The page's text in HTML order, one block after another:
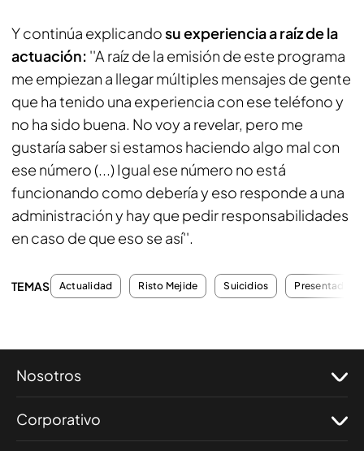
Y continúa explicandosu experiencia a raíz de la
actuación: ''A raíz de la emisión de este programa
me empiezan a llegar múltiples mensajes de gente
que ha tenido una experiencia con ese teléfono y
no ha sido buena. No voy a revelar, pero me
gustaría saber si estamos haciendo algo mal con
ese número (...) Igual ese número no está
funcionando como debería y eso responde a una
administración y hay que pedir responsabilidades
en caso de que eso se así''.
TEMAS Actualidad Risto Mejide Suicidios
Nosotros
Corporativo